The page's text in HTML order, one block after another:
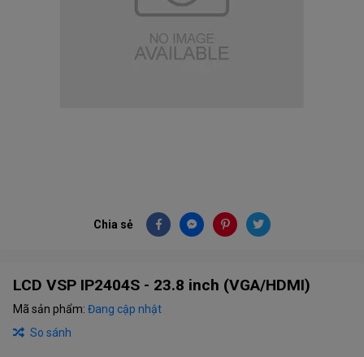
Chia sẻ
LCD VSP IP2404S - 23.8 inch (VGA/HDMI)
Mã sản phẩm: Đang cập nhật
So sánh